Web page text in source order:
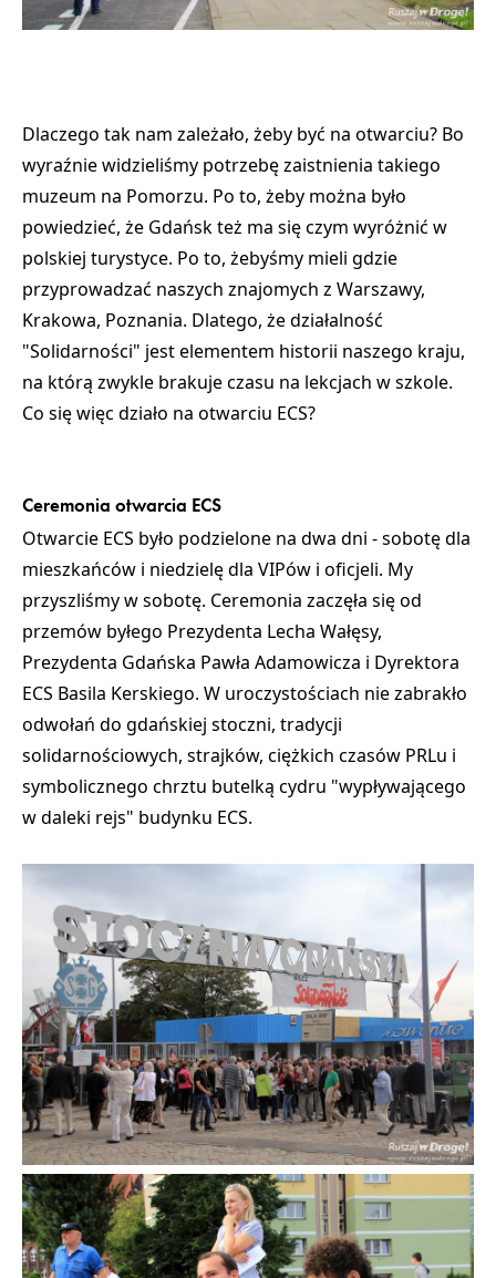
Dlaczego tak nam zależało, żeby być na otwarciu? Bo
wyraźnie widzieliśmy potrzebę zaistnienia takiego
muzeum na Pomorzu. Po to, żeby można było
powiedzieć, że Gdańsk też ma się czym wyróżnić w
polskiej turystyce. Po to, żebyśmy mieli gdzie
przyprowadzać naszych znajomych z Warszawy,
Krakowa, Poznania. Dlatego, że działalność
"Solidarności" jest elementem historii naszego kraju,
na którą zwykle brakuje czasu na lekcjach w szkole.
Co się więc działo na otwarciu ECS?
Ceremonia otwarcia ECS
Otwarcie ECS było podzielone na dwa dni - sobotę dla
mieszkańców i niedzielę dla VIPów i oficjeli. My
przyszliśmy w sobotę. Ceremonia zaczęła się od
przemów byłego Prezydenta Lecha Wałęsy,
Prezydenta Gdańska Pawła Adamowicza i Dyrektora
ECS Basila Kerskiego. W uroczystościach nie zabrakło
odwołań do gdańskiej stoczni, tradycji
solidarnościowych, strajków, ciężkich czasów PRLu i
symbolicznego chrztu butelką cydru "wypływającego
w daleki rejs" budynku ECS.